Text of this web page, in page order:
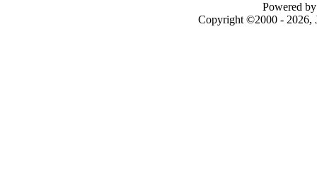
Powered
Copyright ©2000 - 2026,